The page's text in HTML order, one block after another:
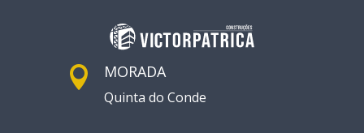
 MORADA
Quinta do Conde